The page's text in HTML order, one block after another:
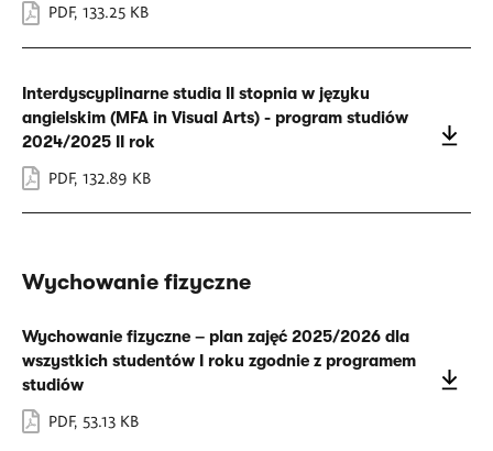
PDF, 133.25 KB
Interdyscyplinarne studia II stopnia w języku
angielskim (MFA in Visual Arts) - program studiów
2024/2025 II rok
PDF, 132.89 KB
Wychowanie fizyczne
Wychowanie fizyczne – plan zajęć 2025/2026 dla
wszystkich studentów I roku zgodnie z programem
studiów
PDF, 53.13 KB